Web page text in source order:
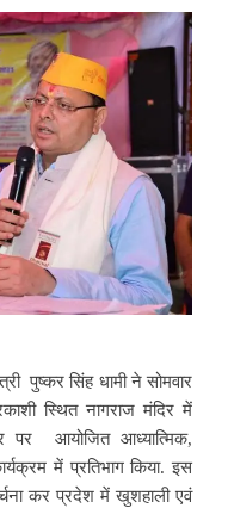
पुष्कर सिंह धामी ने सोमवार
स्थित नागराज मंदिर में
पर आयोजित आध्यात्मिक,
में प्रतिभाग किया. इस
कर प्रदेश में खुशहाली एवं